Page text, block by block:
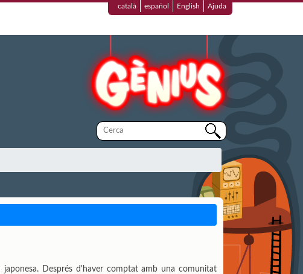
català español English Ajuda
Després d'haver comptat amb una comunitat